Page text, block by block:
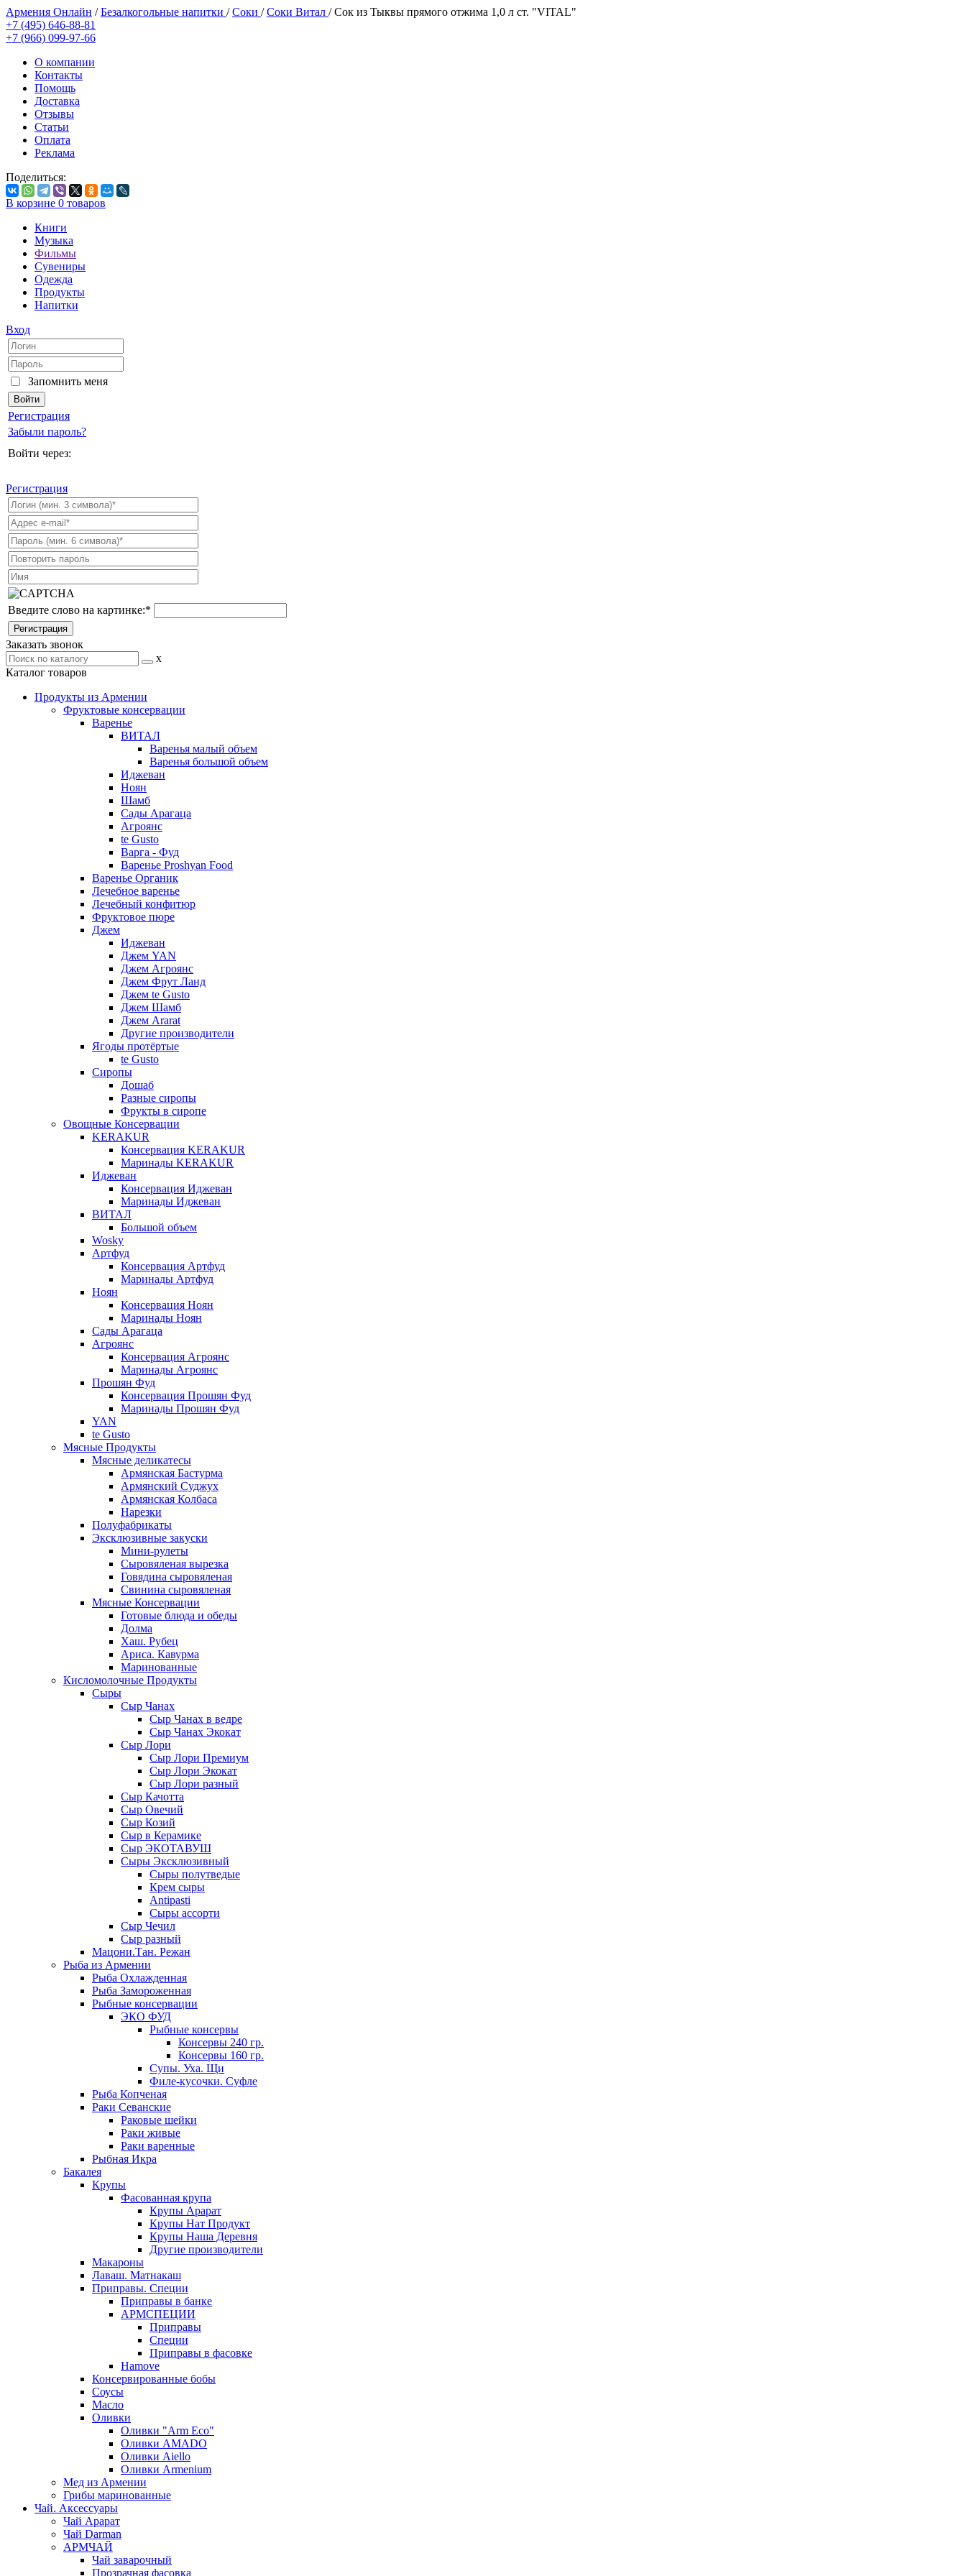
Армения Онлайн /Безалкогольные напитки /Соки /Соки Витал /Сок из Тыквы прямого отжима 1,0 л ст. "VITAL"
+7 (495) 646-88-81
+7 (966) 099-97-66
О компании
Контакты
Помощь
Доставка
Отзывы
Статьи
Оплата
Реклама
Поделиться:
В корзине 0 товаров
Книги
Музыка
Фильмы
Сувениры
Одежда
Продукты
Напитки
Вход
Запомнить меня
Регистрация
Забыли пароль?
Войти через:
Регистрация
Введите слово на картинке:*
Заказать звонок
x
Каталог товаров
Продукты из Армении
Фруктовые консервации
Варенье
ВИТАЛ
Варенья малый объем
Варенья большой объем
Иджеван
Ноян
Шамб
Сады Арагаца
Агроянс
te Gusto
Варга - Фуд
Варенье Proshyan Food
Варенье Органик
Лечебное варенье
Лечебный конфитюр
Фруктовое пюре
Джем
Иджеван
Джем YAN
Джем Агроянс
Джем Фрут Ланд
Джем te Gusto
Джем Шамб
Джем Ararat
Другие производители
Ягоды протёртые
te Gusto
Сиропы
Дошаб
Разные сиропы
Фрукты в сиропе
Овощные Консервации
KERAKUR
Консервация KERAKUR
Маринады KERAKUR
Иджеван
Консервация Иджеван
Маринады Иджеван
ВИТАЛ
Большой объем
Wosky
Артфуд
Консервация Артфуд
Маринады Артфуд
Ноян
Консервация Ноян
Маринады Ноян
Сады Арагаца
Агроянс
Консервация Агроянс
Маринады Агроянс
Прошян Фуд
Консервация Прошян Фуд
Маринады Прошян Фуд
YAN
te Gusto
Мясные Продукты
Мясные деликатесы
Армянская Бастурма
Армянский Суджух
Армянская Колбаса
Нарезки
Полуфабрикаты
Эксклюзивные закуски
Мини-рулеты
Сыровяленая вырезка
Говядина сыровяленая
Свинина сыровяленая
Мясные Консервации
Готовые блюда и обеды
Долма
Хаш. Рубец
Ариса. Кавурма
Маринованные
Кисломолочные Продукты
Сыры
Сыр Чанах
Сыр Чанах в ведре
Сыр Чанах Экокат
Сыр Лори
Сыр Лори Премиум
Сыр Лори Экокат
Сыр Лори разный
Сыр Качотта
Сыр Овечий
Сыр Козий
Сыр в Керамике
Сыр ЭКОТАВУШ
Сыры Эксклюзивный
Сыры полутведые
Крем сыры
Antipasti
Сыры ассорти
Сыр Чечил
Сыр разный
Мацони.Тан. Режан
Рыба из Армении
Рыба Охлажденная
Рыба Замороженная
Рыбные консервации
ЭКО ФУД
Рыбные консервы
Консервы 240 гр.
Консервы 160 гр.
Супы. Уха. Щи
Филе-кусочки. Суфле
Рыба Копченая
Раки Севанские
Раковые шейки
Раки живые
Раки варенные
Рыбная Икра
Бакалея
Крупы
Фасованная крупа
Крупы Арарат
Крупы Нат Продукт
Крупы Наша Деревня
Другие производители
Макароны
Лаваш. Матнакаш
Приправы. Специи
Приправы в банке
АРМСПЕЦИИ
Приправы
Специи
Приправы в фасовке
Hamove
Консервированные бобы
Соусы
Масло
Оливки
Оливки "Arm Eco"
Оливки AMADO
Оливки Aiello
Оливки Armenium
Мед из Армении
Грибы маринованные
Чай. Аксессуары
Чай Арарат
Чай Darman
АРМЧАЙ
Чай заварочный
Прозрачная фасовка